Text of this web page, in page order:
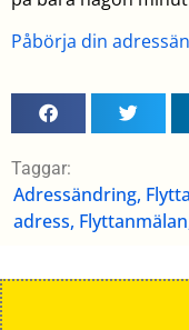
Påbörja din
Taggar:
Adressändring,
adress,